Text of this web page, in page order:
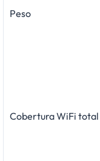
Peso
Cobertura WiFi total